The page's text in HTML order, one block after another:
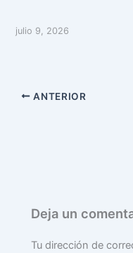
julio 9, 2026
ANTERIOR
Deja un
Tu dirección de